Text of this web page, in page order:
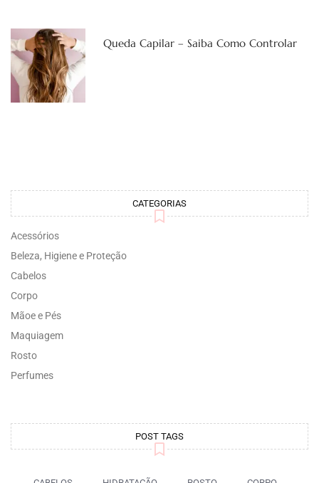
Queda Capilar – Saiba Como Controlar
CATEGORIAS
Acessórios
Beleza, Higiene e Proteção
Cabelos
Corpo
Mãoe e Pés
Maquiagem
Rosto
Perfumes
POST TAGS